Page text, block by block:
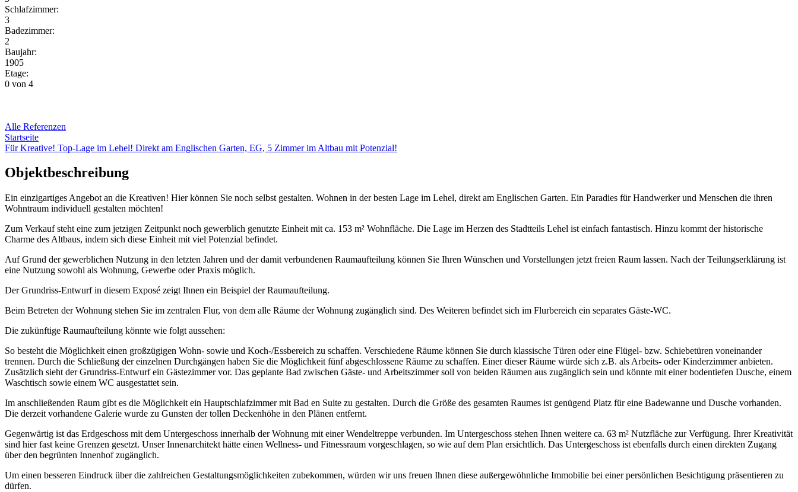
Schlafzimmer:
3
Badezimmer:
2
Baujahr:
1905
Etage:
0 von 4
Alle Referenzen
Startseite
Für Kreative! Top-Lage im Lehel! Direkt am Englischen Garten, EG, 5 Zimmer im Altbau mit Potenzial!
Objektbeschreibung
Ein einzigartiges Angebot an die Kreativen! Hier können Sie noch selbst gestalten. Wohnen in der besten Lage im Lehel, direkt am Englischen Garten. Ein Paradies für Handwerker und Menschen die ihren
Wohntraum individuell gestalten möchten!
Zum Verkauf steht eine zum jetzigen Zeitpunkt noch gewerblich genutzte Einheit mit ca. 153 m² Wohnfläche. Die Lage im Herzen des Stadtteils Lehel ist einfach fantastisch. Hinzu kommt der historische
Charme des Altbaus, indem sich diese Einheit mit viel Potenzial befindet.
Auf Grund der gewerblichen Nutzung in den letzten Jahren und der damit verbundenen Raumaufteilung können Sie Ihren Wünschen und Vorstellungen jetzt freien Raum lassen. Nach der Teilungserklärung ist
eine Nutzung sowohl als Wohnung, Gewerbe oder Praxis möglich.
Der Grundriss-Entwurf in diesem Exposé zeigt Ihnen ein Beispiel der Raumaufteilung.
Beim Betreten der Wohnung stehen Sie im zentralen Flur, von dem alle Räume der Wohnung zugänglich sind. Des Weiteren befindet sich im Flurbereich ein separates Gäste-WC.
Die zukünftige Raumaufteilung könnte wie folgt aussehen:
So besteht die Möglichkeit einen großzügigen Wohn- sowie und Koch-/Essbereich zu schaffen. Verschiedene Räume können Sie durch klassische Türen oder eine Flügel- bzw. Schiebetüren voneinander
trennen. Durch die Schließung der einzelnen Durchgängen haben Sie die Möglichkeit fünf abgeschlossene Räume zu schaffen. Einer dieser Räume würde sich z.B. als Arbeits- oder Kinderzimmer anbieten.
Zusätzlich sieht der Grundriss-Entwurf ein Gästezimmer vor. Das geplante Bad zwischen Gäste- und Arbeitszimmer soll von beiden Räumen aus zugänglich sein und könnte mit einer bodentiefen Dusche, einem
Waschtisch sowie einem WC ausgestattet sein.
Im anschließenden Raum gibt es die Möglichkeit ein Hauptschlafzimmer mit Bad en Suite zu gestalten. Durch die Größe des gesamten Raumes ist genügend Platz für eine Badewanne und Dusche vorhanden.
Die derzeit vorhandene Galerie wurde zu Gunsten der tollen Deckenhöhe in den Plänen entfernt.
Gegenwärtig ist das Erdgeschoss mit dem Untergeschoss innerhalb der Wohnung mit einer Wendeltreppe verbunden. Im Untergeschoss stehen Ihnen weitere ca. 63 m² Nutzfläche zur Verfügung. Ihrer Kreativität
sind hier fast keine Grenzen gesetzt. Unser Innenarchitekt hätte einen Wellness- und Fitnessraum vorgeschlagen, so wie auf dem Plan ersichtlich. Das Untergeschoss ist ebenfalls durch einen direkten Zugang
über den begrünten Innenhof zugänglich.
Um einen besseren Eindruck über die zahlreichen Gestaltungsmöglichkeiten zubekommen, würden wir uns freuen Ihnen diese außergewöhnliche Immobilie bei einer persönlichen Besichtigung präsentieren zu
dürfen.